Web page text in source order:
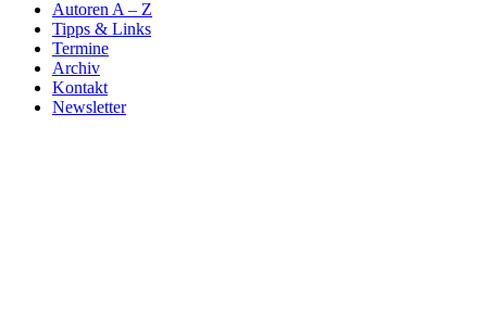
Autoren A – Z
Tipps & Links
Termine
Archiv
Kontakt
Newsletter